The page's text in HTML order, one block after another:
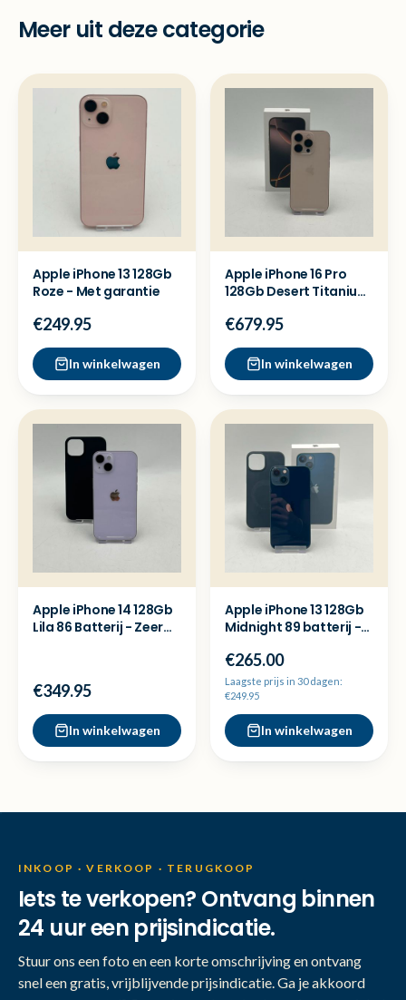
Meer uit deze categorie
Apple iPhone 13 128Gb
Roze - Met garantie
€249.95
In winkelwagen
Apple iPhone 16 Pro
128Gb Desert Titanium
€679.95
In winkelwagen
Apple iPhone 14 128Gb
Lila 86 Batterij - Zeer
€349.95
In winkelwagen
Apple iPhone 13 128Gb
Midnight 89 batterij -
€265.00
Laagste prijs in 30 dagen:
€249.95
In winkelwagen
INKOOP · VERKOOP · TERUGKOOP
Iets te verkopen? Ontvang binnen
24 uur een prijsindicatie.
Stuur ons een foto en een korte omschrijving en ontvang
snel een gratis, vrijblijvende prijsindicatie. Ga je akkoord